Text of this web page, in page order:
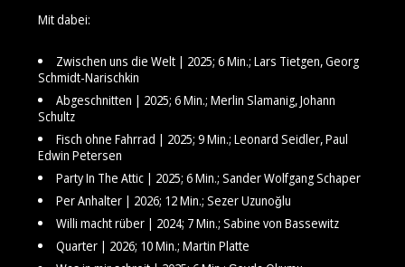
Mit dabei:
Zwischen uns die Welt | 2025; 6 Min.; Lars Tietgen, Georg
Schmidt-Narischkin
Abgeschnitten | 2025; 6 Min.; Merlin Slamanig, Johann
Schultz
Fisch ohne Fahrrad | 2025; 9 Min.; Leonard Seidler, Paul
Edwin Petersen
Party In The Attic | 2025; 6 Min.; Sander Wolfgang Schaper
Per Anhalter | 2026; 12 Min.; Sezer Uzunoğlu
Willi macht rüber | 2024; 7 Min.; Sabine von Bassewitz
Quarter | 2026; 10 Min.; Martin Platte